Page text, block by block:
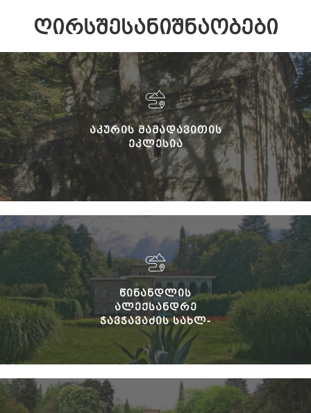
ᲦᲘᲠᲡᲨᲔᲡᲐᲜᲘᲨᲜᲐᲝᲑᲔᲑᲘ
ᲐᲙᲣᲠᲘᲡ ᲛᲐᲛᲐᲓᲐᲕᲘᲗᲘᲡ
ᲔᲙᲚᲔᲡᲘᲐ
ᲬᲘᲜᲐᲜᲓᲚᲘᲡ
ᲐᲚᲔᲥᲡᲐᲜᲓᲠᲔ
ᲭᲐᲕᲭᲐᲕᲐᲫᲘᲡ ᲡᲐᲮᲚ-
ᲛᲣᲖᲔᲣᲛᲘ